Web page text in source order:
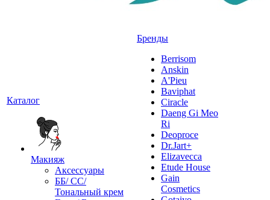
Каталог
Макияж
Аксессуары
ББ/ СС/
Тональный крем
Бренды
Berrisom
Anskin
A'Pieu
Baviphat
Ciracle
Daeng Gi Meo
Ri
Deoproce
Dr.Jart+
Elizavecca
Etude House
Gain
Cosmetics